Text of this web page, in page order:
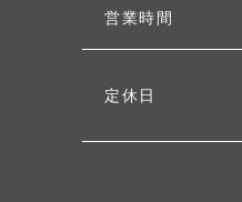
営業時間
定休日